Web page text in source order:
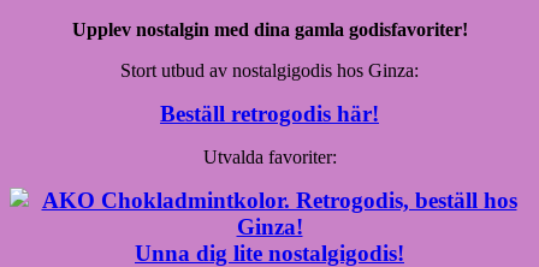
Upplev nostalgin med dina gamla godisfavoriter!
Stort utbud av nostalgigodis hos Ginza:
Beställ retrogodis här!
Utvalda favoriter:
Unna dig lite nostalgigodis!